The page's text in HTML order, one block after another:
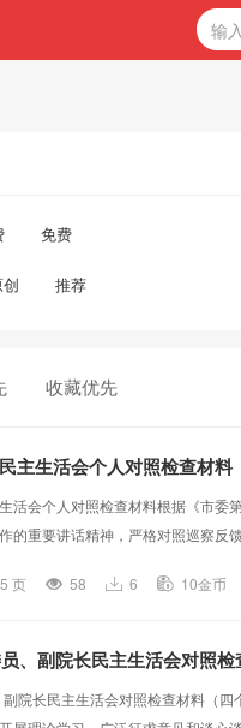
免费
推荐
收藏优先
主生活会个人对照检查材料
活会个人对照检查材料根据《市
的重要讲话精神，严格对照巡察反
见整改工作方案，梳理分解了*条
5 页 58 6 10金币
、副院长民主生活会对照检
院长民主生活会对照检查材料（